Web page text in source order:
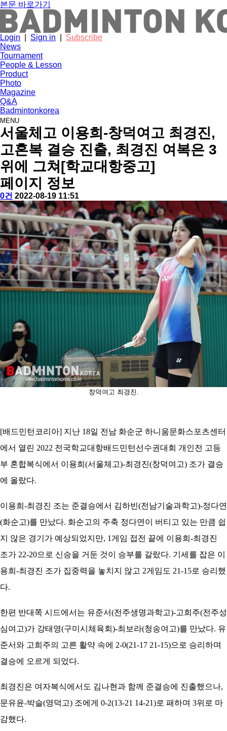
본문 바로가기
Login Sign in
Subscribe
News
Tournament
People & Lesson
Product
Photo
Magazine
Q&A
Badmintonkorea
MENU
tournament
서울체고 이용희-창덕여고 최경진,
고혼복 결승 진출, 최경진 여복은 3
위에 그쳐[학교대항중고]
페이지 정보
작
성
자
배
드
민
턴
코
리
아
댓
글
0건 작
성
일
2022-08-19 11:51
본
문
창덕여고 최경진.
[배드민턴코리아] 지난 18일 전남 화순군 하니움문화스포츠센터
에서 열린 2022 전국학교대항배드민턴선수권대회 개인전 고등
부 혼합복식에서 이용희(서울체고)-최경진(창덕여고) 조가 결승
에 올랐다.
이용희-최경진 조는 준결승에서 김하빈(전남기술과학고)-정다연
(화순고)를 만났다. 화순고의 주축 정다연이 버티고 있는 만큼 쉽
지 않은 경기가 예상되었지만, 1게임 접전 끝에 이용희-최경진
조가 22-20으로 신승을 거둔 것이 승부를 갈랐다. 기세를 잡은 이
용희-최경진 조가 집중력을 놓치지 않고 2게임도 21-15로 승리했
다.
한편 반대쪽 시드에서는 유준서(전주생명과학고)-고희주(전주성
심여고)가 강태영(구미시체육회)-최보라(청송여고)를 만났다. 유
준서와 고희주의 고른 활약 속에 2-0(21-17 21-15)으로 승리하며
결승에 오르게 되었다.
최경진은 여자복식에서도 김나현과 함께 준결승에 진출했으나,
문유윤-박슬(영덕고) 조에게 0-2(13-21 14-21)로 패하며 3위로 마
감했다.